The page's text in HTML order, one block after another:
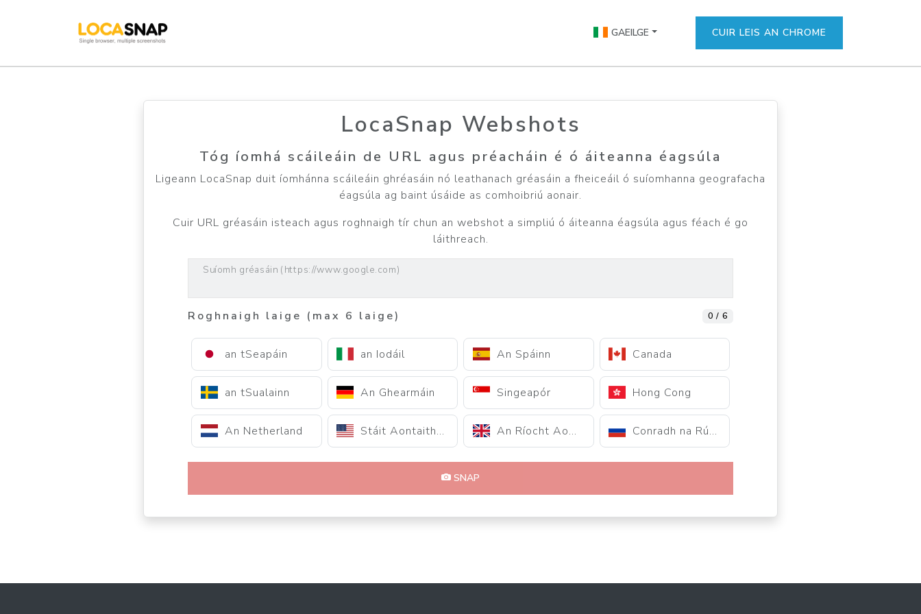
GAEILGE CUIR LEIS AN CHROME
LocaSnap Webshots
Tóg íomhá scáileáin de URL agus préacháin é ó áiteanna éagsúla
Ligeann LocaSnap duit íomhánna scáileáin ghréasáin nó leathanach gréasáin a fheiceáil ó suíomhanna geografacha
éagsúla ag baint úsáide as comhoibriú aonair.
Cuir URL gréasáin isteach agus roghnaigh tír chun an webshot a simpliú ó áiteanna éagsúla agus féach é go
láithreach.
Suíomh gréasáin (https://www.google.com)
Roghnaigh laige (max 6 laige) 0 / 6
an tSeapáin an Iodáil An Spáinn Canada
an tSualainn An Ghearmáin Singeapór Hong Cong
An Netherland Stáit Aontaithe na hAmerice An Ríocht Aontaithe Conradh na Rúise
SNAP